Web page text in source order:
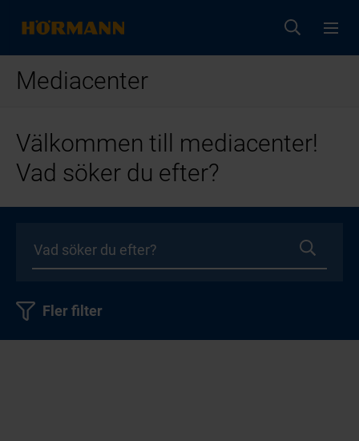
Mediacenter
Välkommen till mediacenter!
Vad söker du efter?
Fler filter